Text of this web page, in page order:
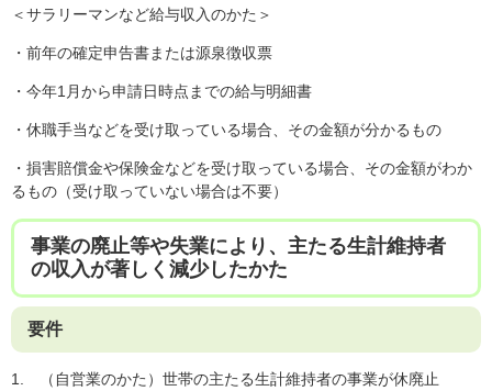
＜サラリーマンなど給与収入のかた＞
・前年の確定申告書または源泉徴収票
・今年1月から申請日時点までの給与明細書
・休職手当などを受け取っている場合、その金額が分かるもの
・損害賠償金や保険金などを受け取っている場合、その金額がわか
るもの（受け取っていない場合は不要）
事業の廃止等や失業により、主たる生計維持者
の収入が著しく減少したかた
要件
1. （自営業のかた）世帯の主たる生計維持者の事業が休廃止